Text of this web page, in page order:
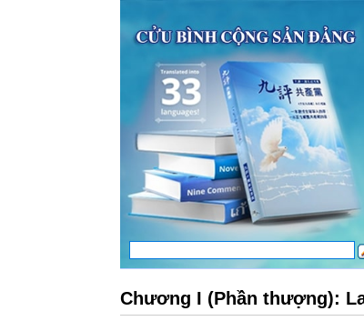
Chương I (Phần thượng):